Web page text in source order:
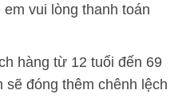
vui lòng thanh toán
hàng từ 12 tuổi đến 69
đóng thêm chênh lệch